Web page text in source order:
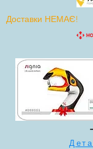
Доставки НЕМАЄ!